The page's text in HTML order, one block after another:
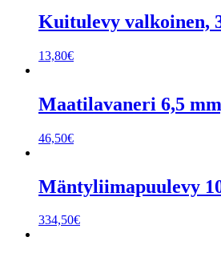
Kuitulevy valkoinen,
13,80€
Maatilavaneri 6,5
46,50€
Mäntyliimapuulevy
334,50€